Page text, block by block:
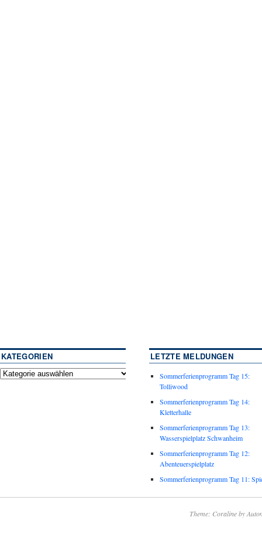
KATEGORIEN LETZTE MELDUNGEN
Sommerferienprogramm Tag 15:
Tolliwood
Sommerferienprogramm Tag 14:
Kletterhalle
Sommerferienprogramm Tag 13:
Wasserspielplatz Schwanheim
Sommerferienprogramm Tag 12:
Abenteuerspielplatz
Sommerferienprogramm Tag 11:
Theme: Coraline by